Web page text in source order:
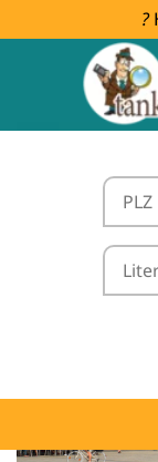
vergleichen